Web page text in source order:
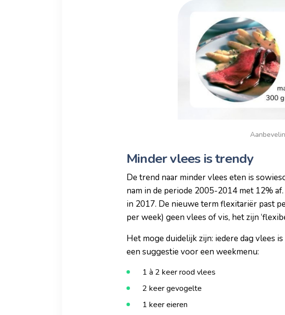
Minder vlees is trendy
De trend naar minder vlees eten is
nam in de periode 2005-2014 met 12%
in 2017. De nieuwe term flexitariër past
per week) geen vlees of vis, het zijn
Het moge duidelijk zijn: iedere dag vlees
een suggestie voor een weekmenu:
1 à 2 keer rood vlees
2 keer gevogelte
1 keer eieren